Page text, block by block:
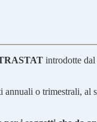
introdotte dal
o trimestrali, al